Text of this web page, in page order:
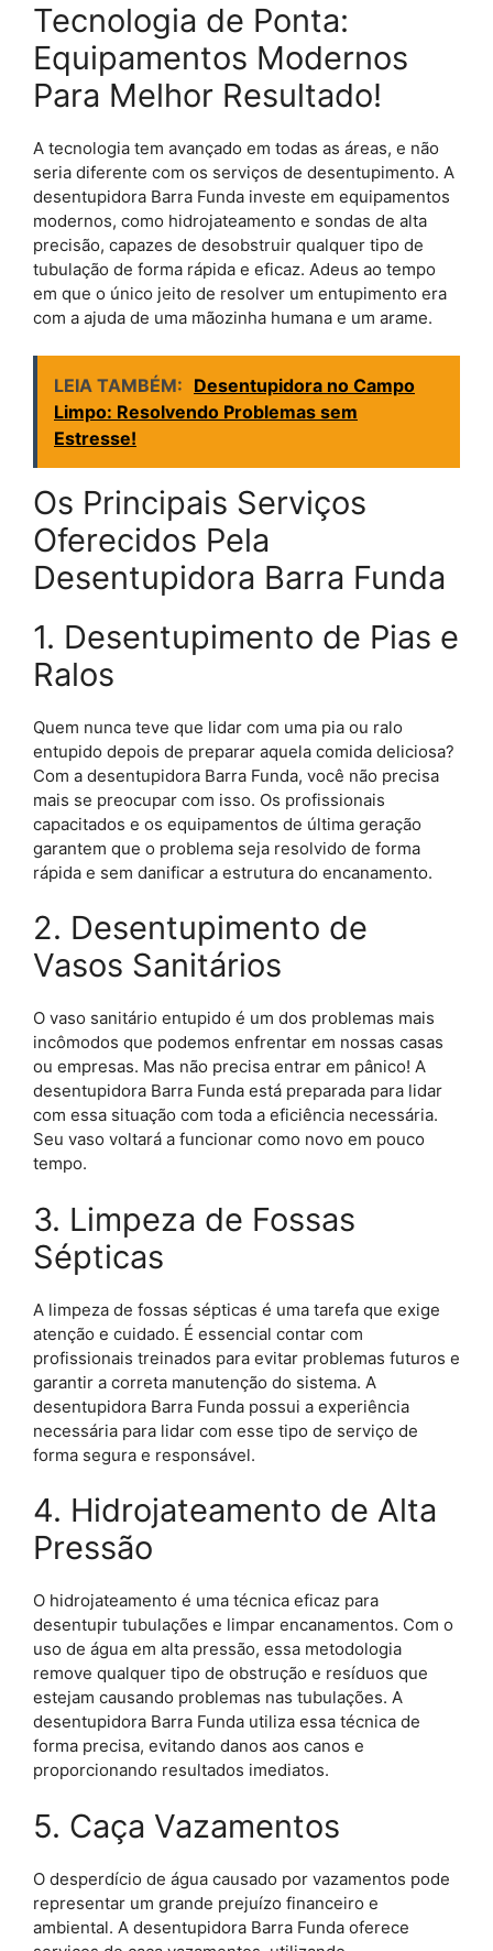
Tecnologia de Ponta:
Equipamentos Modernos
Para Melhor Resultado!
A tecnologia tem avançado em todas as áreas, e não
seria diferente com os serviços de desentupimento. A
desentupidora Barra Funda investe em equipamentos
modernos, como hidrojateamento e sondas de alta
precisão, capazes de desobstruir qualquer tipo de
tubulação de forma rápida e eficaz. Adeus ao tempo
em que o único jeito de resolver um entupimento era
com a ajuda de uma mãozinha humana e um arame.
LEIA TAMBÉM: Desentupidora no Campo
Limpo: Resolvendo Problemas sem
Estresse!
Os Principais Serviços
Oferecidos Pela
Desentupidora Barra Funda
1. Desentupimento de Pias e
Ralos
Quem nunca teve que lidar com uma pia ou ralo
entupido depois de preparar aquela comida deliciosa?
Com a desentupidora Barra Funda, você não precisa
mais se preocupar com isso. Os profissionais
capacitados e os equipamentos de última geração
garantem que o problema seja resolvido de forma
rápida e sem danificar a estrutura do encanamento.
2. Desentupimento de
Vasos Sanitários
O vaso sanitário entupido é um dos problemas mais
incômodos que podemos enfrentar em nossas casas
ou empresas. Mas não precisa entrar em pânico! A
desentupidora Barra Funda está preparada para lidar
com essa situação com toda a eficiência necessária.
Seu vaso voltará a funcionar como novo em pouco
tempo.
3. Limpeza de Fossas
Sépticas
A limpeza de fossas sépticas é uma tarefa que exige
atenção e cuidado. É essencial contar com
profissionais treinados para evitar problemas futuros e
garantir a correta manutenção do sistema. A
desentupidora Barra Funda possui a experiência
necessária para lidar com esse tipo de serviço de
forma segura e responsável.
4. Hidrojateamento de Alta
Pressão
O hidrojateamento é uma técnica eficaz para
desentupir tubulações e limpar encanamentos. Com o
uso de água em alta pressão, essa metodologia
remove qualquer tipo de obstrução e resíduos que
estejam causando problemas nas tubulações. A
desentupidora Barra Funda utiliza essa técnica de
forma precisa, evitando danos aos canos e
proporcionando resultados imediatos.
5. Caça Vazamentos
O desperdício de água causado por vazamentos pode
representar um grande prejuízo financeiro e
ambiental. A desentupidora Barra Funda oferece